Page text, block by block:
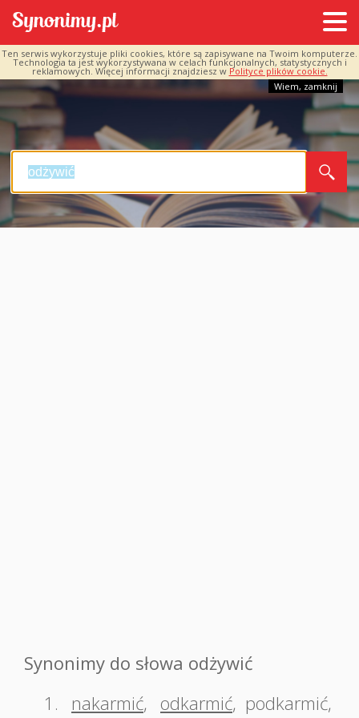
Ten serwis wykorzystuje pliki cookies, które są zapisywane na Twoim komputerze.
Technologia ta jest wykorzystywana w celach funkcjonalnych, statystycznych i
reklamowych. Więcej informacji znajdziesz w Polityce plików cookie.
Wiem, zamknij
Synonimy do słowa odżywić
1.
nakarmić, odkarmić, podkarmić,